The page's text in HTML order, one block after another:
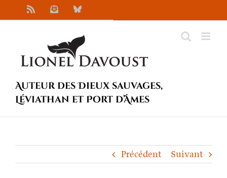
au
NewsletterBluesky
Auteur des Dieux sauvages,
Léviathan et Port d’Âmes
Précédent Suivant